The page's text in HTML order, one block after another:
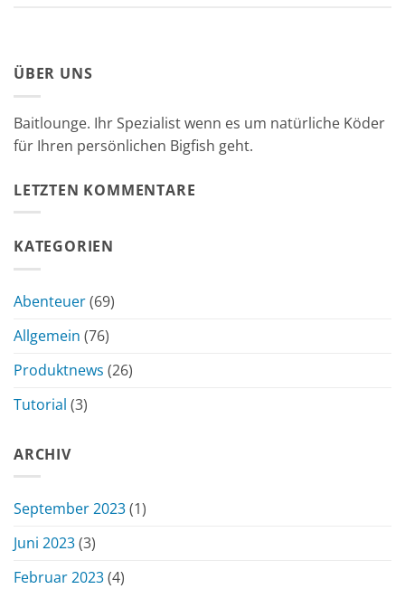
ÜBER UNS
Baitlounge. Ihr Spezialist wenn es um natürliche Köder
für Ihren persönlichen Bigfish geht.
LETZTEN KOMMENTARE
KATEGORIEN
Abenteuer(69)
Allgemein (76)
Produktnews (26)
Tutorial (3)
ARCHIV
September 2023(1)
Juni 2023(3)
Februar 2023(4)